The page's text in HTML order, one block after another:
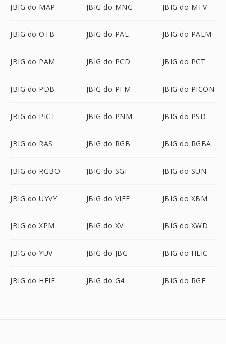
JBIG do MAP JBIG do MNG JBIG do MTV
JBIG do OTB JBIG do PAL JBIG do PALM
JBIG do PAM JBIG do PCD JBIG do PCT
JBIG do PDB JBIG do PFM JBIG do PICON
JBIG do PICT JBIG do PNM JBIG do PSD
JBIG do RAS JBIG do RGB JBIG do RGBA
JBIG do RGBO JBIG do SGI JBIG do SUN
JBIG do UYVY JBIG do VIFF JBIG do XBM
JBIG do XPM JBIG do XV JBIG do XWD
JBIG do YUV JBIG do JBG JBIG do HEIC
JBIG do HEIF JBIG do G4 JBIG do RGF